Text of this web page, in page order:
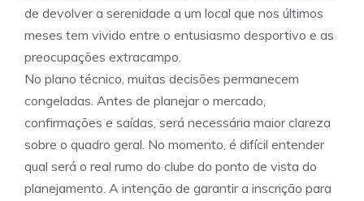
de devolver a serenidade a um local que nos últimos
meses tem vivido entre o entusiasmo desportivo e as
preocupações extracampo.
No plano técnico, muitas decisões permanecem
congeladas. Antes de planejar o mercado,
confirmações e saídas, será necessária maior clareza
sobre o quadro geral. No momento, é difícil entender
qual será o real rumo do clube do ponto de vista do
planejamento. A intenção de garantir a inscrição para